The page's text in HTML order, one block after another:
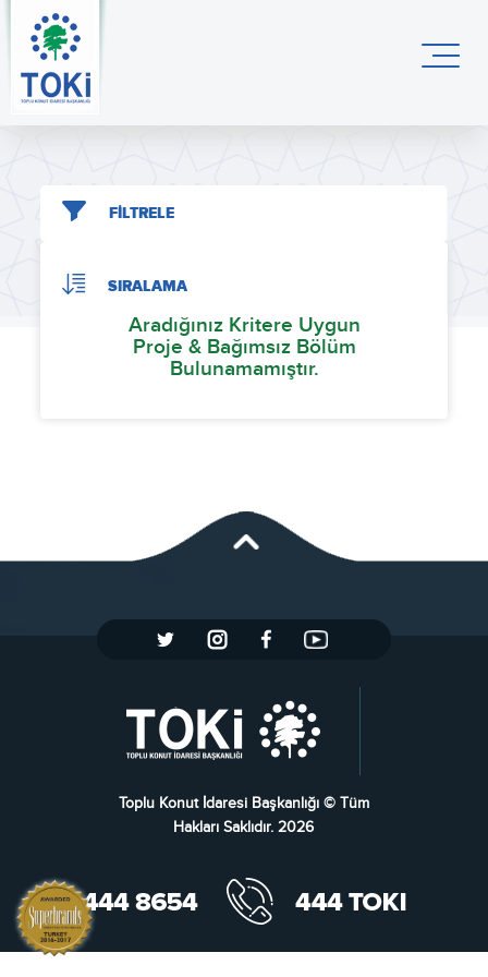
FİLTRELE
SIRALAMA
Aradığınız Kritere Uygun
Proje & Bağımsız Bölüm
Bulunamamıştır.
Toplu Konut İdaresi Başkanlığı © Tüm
Hakları Saklıdır. 2026